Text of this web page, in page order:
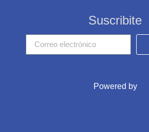
Suscribite
Powered by